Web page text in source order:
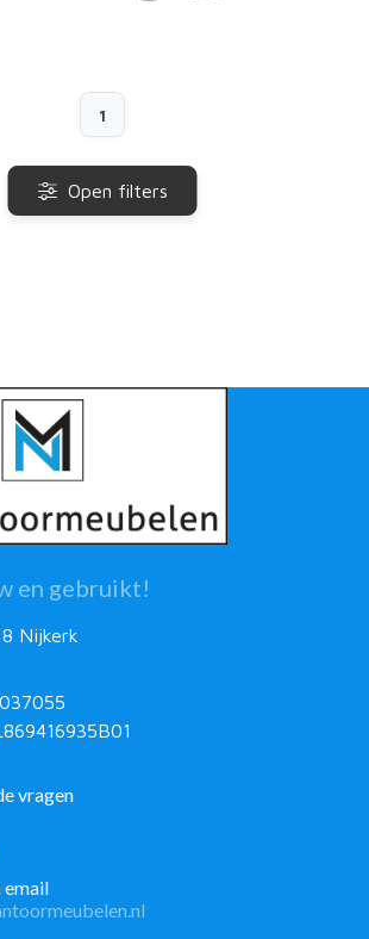
1
Open filters
en gebruikt!
Nijkerk
vragen
email